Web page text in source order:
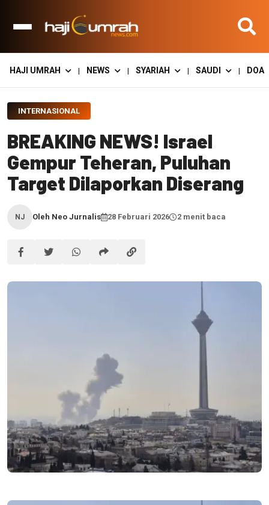
HAJI UMRAH | NEWS | SYARIAH | SAUDI | DOA
INTERNASIONAL
BREAKING NEWS! Israel
Gempur Teheran, Puluhan
Target Dilaporkan Diserang
NJ Oleh Neo Jurnalis 28 Februari 2026 2 menit baca